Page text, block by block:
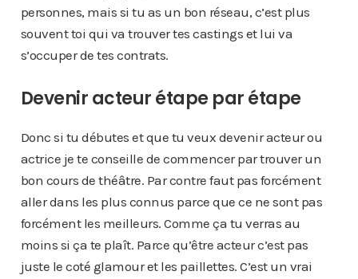
personnes, mais si tu as un bon réseau, c’est plus
souvent toi qui va trouver tes castings et lui va
s’occuper de tes contrats.
Devenir acteur étape par étape
Donc si tu débutes et que tu veux devenir acteur ou
actrice je te conseille de commencer par trouver un
bon cours de théâtre. Par contre faut pas forcément
aller dans les plus connus parce que ce ne sont pas
forcément les meilleurs. Comme ça tu verras au
moins si ça te plaît. Parce qu’être acteur c’est pas
juste le coté glamour et les paillettes. C’est un vrai